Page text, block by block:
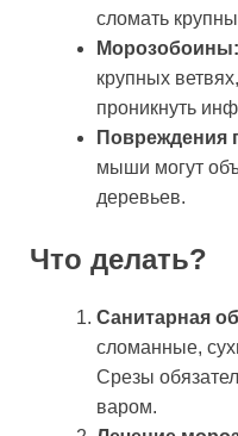
сломать
Морозобоины:
крупных
проникнуть
Повреждения
мыши могут
деревьев.
Что делать?
Санитарная
сломанные,
Срезы
варом.